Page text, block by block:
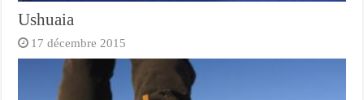
Ushuaia
17 décembre 2015